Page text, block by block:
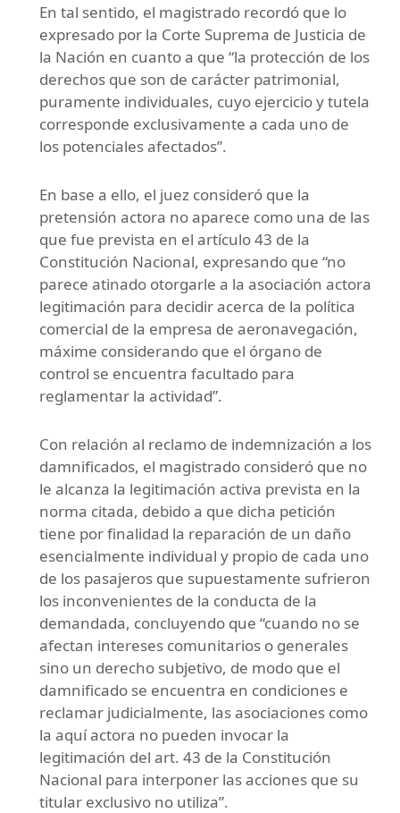
En tal sentido, el magistrado recordó que lo
expresado por la Corte Suprema de Justicia de
la Nación en cuanto a que “la protección de los
derechos que son de carácter patrimonial,
puramente individuales, cuyo ejercicio y tutela
corresponde exclusivamente a cada uno de
los potenciales afectados”.
En base a ello, el juez consideró que la
pretensión actora no aparece como una de las
que fue prevista en el artículo 43 de la
Constitución Nacional, expresando que “no
parece atinado otorgarle a la asociación actora
legitimación para decidir acerca de la política
comercial de la empresa de aeronavegación,
máxime considerando que el órgano de
control se encuentra facultado para
reglamentar la actividad”.
Con relación al reclamo de indemnización a los
damnificados, el magistrado consideró que no
le alcanza la legitimación activa prevista en la
norma citada, debido a que dicha petición
tiene por finalidad la reparación de un daño
esencialmente individual y propio de cada uno
de los pasajeros que supuestamente sufrieron
los inconvenientes de la conducta de la
demandada, concluyendo que “cuando no se
afectan intereses comunitarios o generales
sino un derecho subjetivo, de modo que el
damnificado se encuentra en condiciones e
reclamar judicialmente, las asociaciones como
la aquí actora no pueden invocar la
legitimación del art. 43 de la Constitución
Nacional para interponer las acciones que su
titular exclusivo no utiliza”.